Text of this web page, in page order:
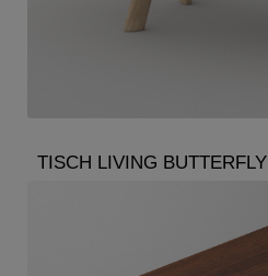
TISCH LIVING BUTTERFLY